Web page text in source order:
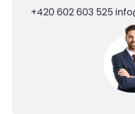
+420 602 603 525